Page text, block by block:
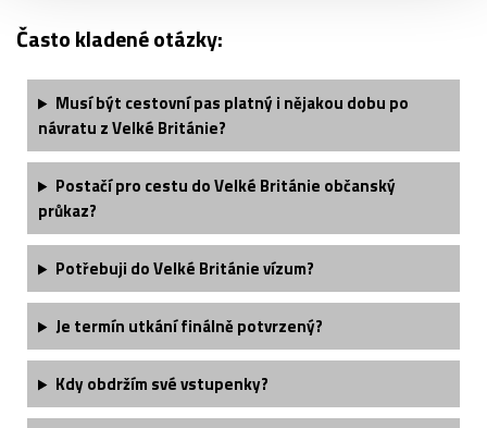
Často kladené otázky:
Musí být cestovní pas platný i nějakou dobu po
návratu z Velké Británie?
Postačí pro cestu do Velké Británie občanský
průkaz?
Potřebuji do Velké Británie vízum?
Je termín utkání finálně potvrzený?
Kdy obdržím své vstupenky?